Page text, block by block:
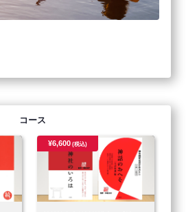
コース
¥6,600 (税込)